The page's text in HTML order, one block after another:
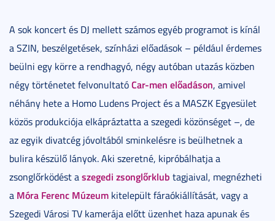
A sok koncert és DJ mellett számos egyéb programot is kínál
a SZIN, beszélgetések, színházi előadások – például érdemes
beülni egy körre a rendhagyó, négy autóban utazás közben
négy történetet felvonultatóCar-men előadáson, amivel
néhány hete a Homo Ludens Project és a MASZK Egyesület
közös produkciója elkápráztatta a szegedi közönséget –, de
az egyik divatcég jóvoltából sminkelésre is beülhetnek a
bulira készülő lányok. Aki szeretné, kipróbálhatja a
zsonglőrködést aszegedi zsonglőrklub tagjaival, megnézheti
a Móra Ferenc Múzeum kitelepült fáraókiállítását, vagy a
Szegedi Városi TV kamerája előtt üzenhet haza apunak és